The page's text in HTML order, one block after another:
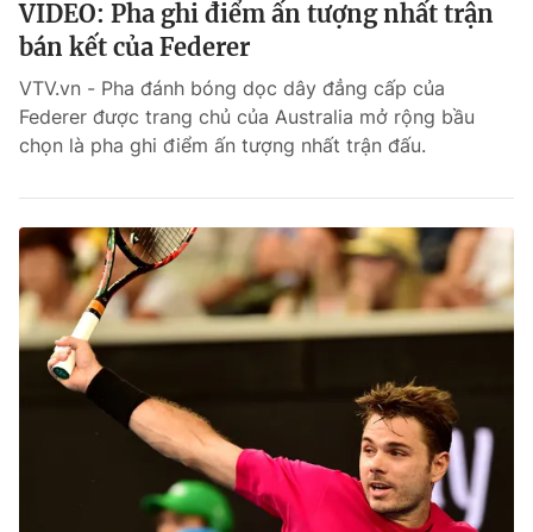
® Cấm sao chép dưới mọi hình thức nếu không có sự chấp
thuận bằng văn bản. Ghi rõ nguồn VTV.vn khi phát hành lại
thông tin từ website này.
VIDEO: Pha ghi điểm ấn tượng nhất trận
bán kết của Federer
VTV.vn - Pha đánh bóng dọc dây đẳng cấp của
Federer được trang chủ của Australia mở rộng bầu
chọn là pha ghi điểm ấn tượng nhất trận đấu.